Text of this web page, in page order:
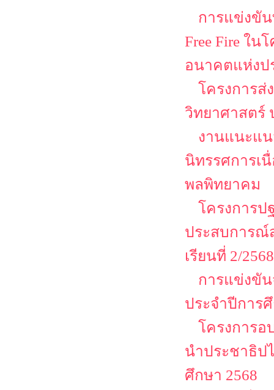
การแข่งขัน
Free Fire ใ
อนาคตแห่งป
โครงการส่
วิทยาศาสตร์
งานแนะแ
นิทรรศการเ
พลพิทยาคม
โครงการ
ประสบการณ์
เรียนที่ 2/2568
การแข่งขั
ประจำปีการ
โครงการ
นำประชาธิป
ศึกษา 2568